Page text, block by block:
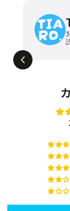
ソフ
ブル
cm
寝椅
昼はソファ